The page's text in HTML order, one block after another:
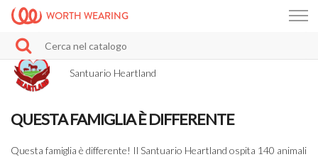
WORTH WEARING
Santuario Heartland
QUESTA FAMIGLIA È DIFFERENTE
Questa famiglia è differente! Il Santuario Heartland ospita 140 animali